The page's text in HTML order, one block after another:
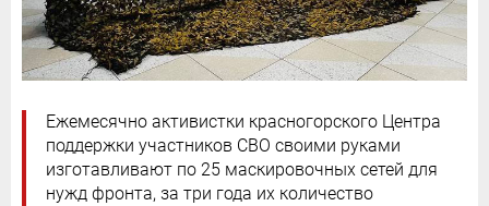
Ежемесячно активистки красногорского Центра
поддержки участников СВО своими руками
изготавливают по 25 маскировочных сетей для
нужд фронта, за три года их количество